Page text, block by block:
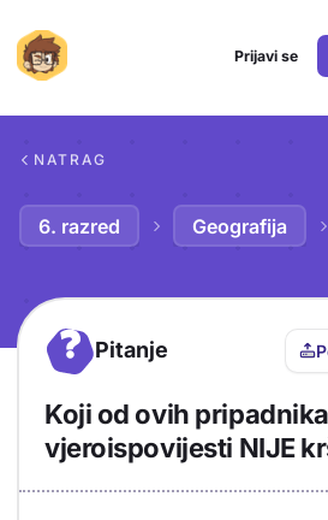
Prijavi se
NATRAG
6. razred Geografija
? Pitanje
Koji od ovih
vjeroispovijesti NIJE